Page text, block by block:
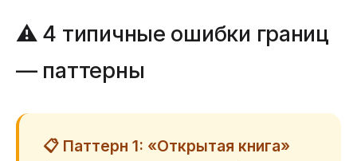
⚠️ 4 типичные ошибки границ
— паттерны
📋 Паттерн 1: «Открытая книга»